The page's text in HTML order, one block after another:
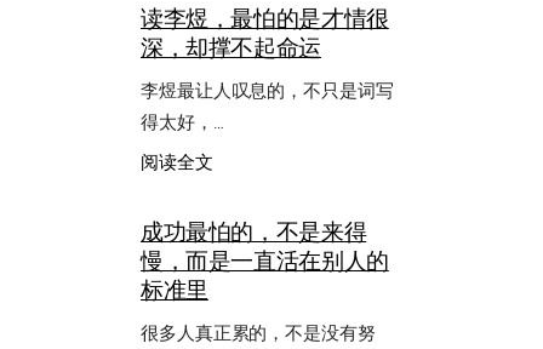
什
么
迷
人：
余
把
核
下
读李煜，最怕的是才情很
深，却撑不起命运
李煜最让人叹息的，不只是词写
得太好，…
阅读全文：
煜，
最
怕
是
成功最怕的，不是来得
慢，而是一直活在别人的
标准里
很多人真正累的，不是没有努